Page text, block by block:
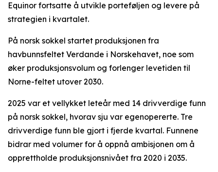
Equinor fortsatte å utvikle porteføljen og levere på
strategien i kvartalet.
På norsk sokkel startet produksjonen fra
havbunnsfeltet Verdande i Norskehavet, noe som
øker produksjonsvolum og forlenger levetiden til
Norne-feltet utover 2030.
2025 var et vellykket leteår med 14 drivverdige funn
på norsk sokkel, hvorav sju var egenopererte. Tre
drivverdige funn ble gjort i fjerde kvartal. Funnene
bidrar med volumer for å oppnå ambisjonen om å
opprettholde produksjonsnivået fra 2020 i 2035.